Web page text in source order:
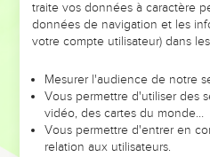
avec les offrandes et les
taureau, le bélier et les
conformément au rituel prescrit.
Vous immolerez un bouc en
ceci en plus de l’holocauste
sa libation.
—Voilà ce que vous offrirez à
traite vos données à caractère
données de navigation et les
votre compte utilisateur) dans
Mesurer l'audience de notre
Vous permettre d'utiliser des
vidéo, des cartes du monde…
Vous permettre d'entrer en
relation aux utilisateurs.